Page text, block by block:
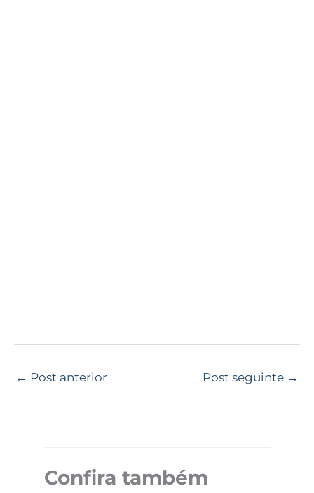
← Post anterior Post seguinte →
Confira também